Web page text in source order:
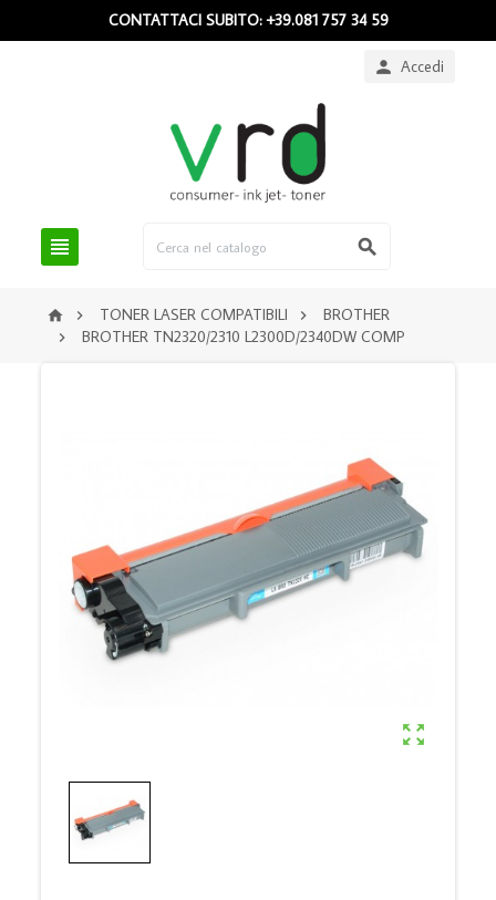
CONTATTACI SUBITO: +39.081 757 34 59
 Accedi
 
  TONER LASER COMPATIBILI  BROTHER
 BROTHER TN2320/2310 L2300D/2340DW COMP
